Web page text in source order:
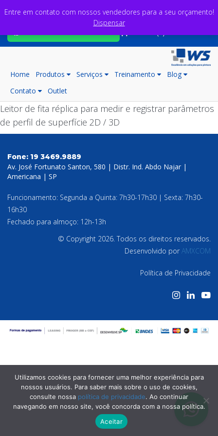
Home Produtos Serviços Treinamento
Blog
Contato
Outlet
Leitor de fita réplica para medir e registrar parâmetros
de perfil de superfície 2D / 3D
Fone: 19 3469.9889
Av. José Fortunato Santon, 580 | Distr. Ind. Abdo Najar |
Americana | SP
Funcionamento: Segunda a Quinta: 7h30-17h30 | Sexta: 7h30-
16h30
Fechado para almoço: 12h-13h
© Copyright 2026. Todos os direitos reservados.
Desenvolvido porAMXCOM
Política de Privacidade
Entre em contato com nossos vendedores para a seu orçamento!
Dispensar
Utilizamos cookies para fornecer uma melhor experiência para
nossos usuários. Para saber mais sobre o uso de cookies,
consulte nossa política de privacidade. Ao continuar
navegando em nosso site, você concorda com a nossa política.
Aceitar